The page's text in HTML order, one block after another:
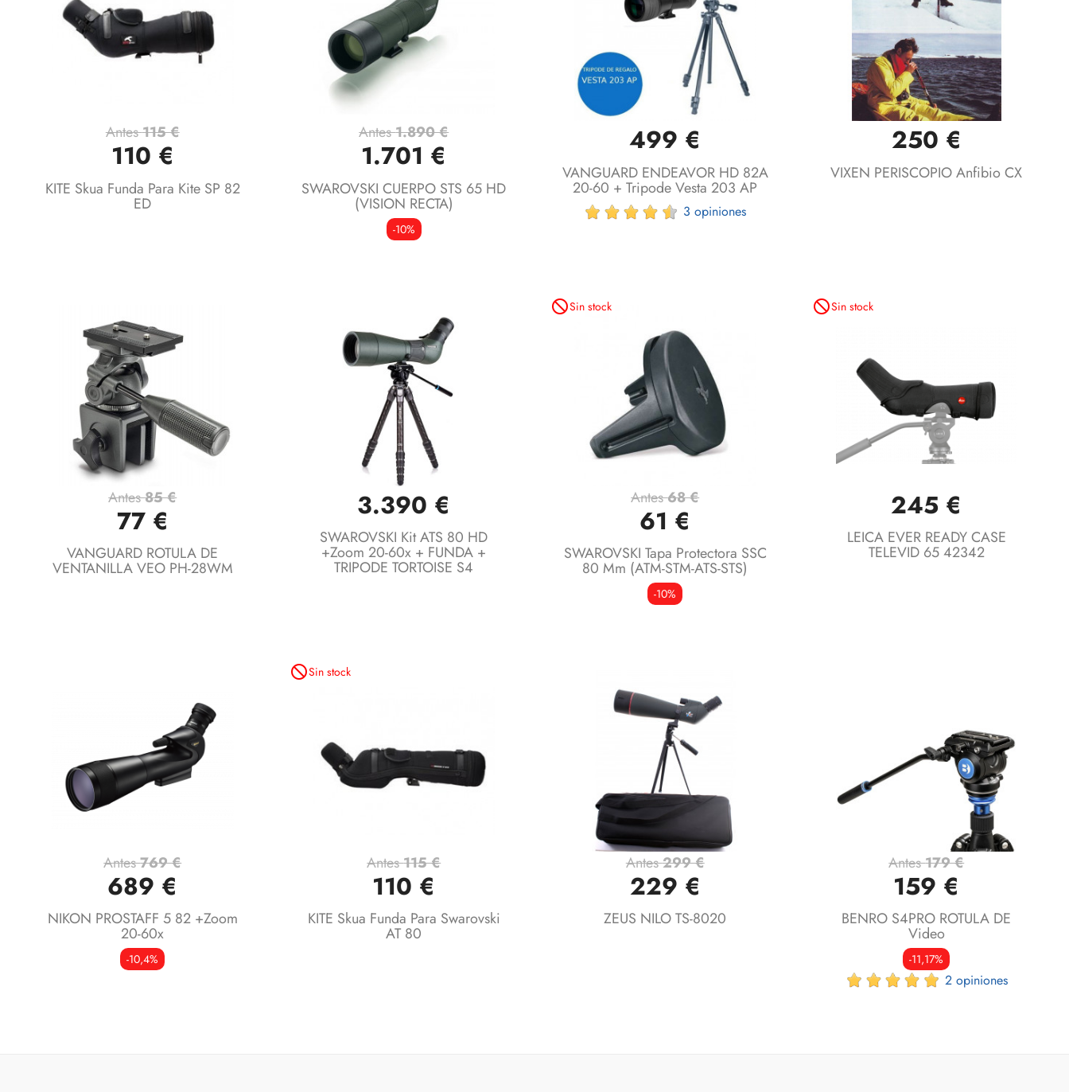
Vista rápida
Antes115 €
110 €
KITE Skua Funda Para Kite SP 82
ED
Vista rápida
Antes1.890 €
1.701 €
SWAROVSKI CUERPO STS 65 HD
(VISION RECTA)
-10%
Vista rápida
499 €
VANGUARD ENDEAVOR HD 82A
20-60 + Tripode Vesta 203 AP
3 opiniones
Vista rápida
250 €
VIXEN PERISCOPIO Anfibio CX
Vista rápida
Antes85 €
77 €
VANGUARD ROTULA DE
VENTANILLA VEO PH-28WM
 Vista rápida
3.390 €
SWAROVSKI Kit ATS 80 HD
+Zoom 20-60x + FUNDA +
TRIPODE TORTOISE S4
not_interestedSin stock
Vista rápida
Antes68 €
61 €
SWAROVSKI Tapa Protectora SSC
80 Mm (ATM-STM-ATS-STS)
-10%
not_interestedSin stock
Vista rápida
245 €
LEICA EVER READY CASE
TELEVID 65 42342
Vista rápida
Antes769 €
689 €
NIKON PROSTAFF 5 82 +Zoom
20-60x
-10,4%
not_interestedSin stock
Vista rápida
Antes115 €
110 €
KITE Skua Funda Para Swarovski
AT 80
Vista rápida
Antes299 €
229 €
ZEUS NILO TS-8020
Vista rápida
Antes179 €
159 €
BENRO S4PRO ROTULA DE
Video
-11,17%
2 opiniones